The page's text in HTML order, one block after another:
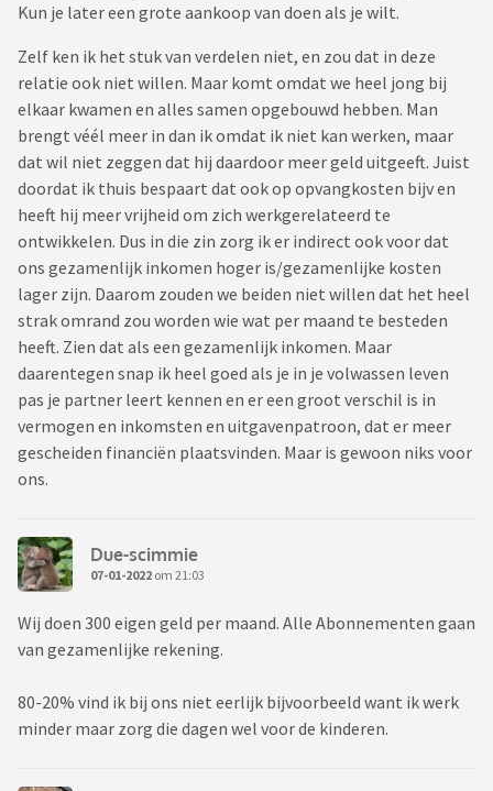
Kun je later een grote aankoop van doen als je wilt.
Zelf ken ik het stuk van verdelen niet, en zou dat in deze
relatie ook niet willen. Maar komt omdat we heel jong bij
elkaar kwamen en alles samen opgebouwd hebben. Man
brengt véél meer in dan ik omdat ik niet kan werken, maar
dat wil niet zeggen dat hij daardoor meer geld uitgeeft. Juist
doordat ik thuis bespaart dat ook op opvangkosten bijv en
heeft hij meer vrijheid om zich werkgerelateerd te
ontwikkelen. Dus in die zin zorg ik er indirect ook voor dat
ons gezamenlijk inkomen hoger is/gezamenlijke kosten
lager zijn. Daarom zouden we beiden niet willen dat het heel
strak omrand zou worden wie wat per maand te besteden
heeft. Zien dat als een gezamenlijk inkomen. Maar
daarentegen snap ik heel goed als je in je volwassen leven
pas je partner leert kennen en er een groot verschil is in
vermogen en inkomsten en uitgavenpatroon, dat er meer
gescheiden financiën plaatsvinden. Maar is gewoon niks voor
ons.
Due-scimmie
07-01-2022 om 21:03
Wij doen 300 eigen geld per maand. Alle Abonnementen gaan
van gezamenlijke rekening.
80-20% vind ik bij ons niet eerlijk bijvoorbeeld want ik werk
minder maar zorg die dagen wel voor de kinderen.